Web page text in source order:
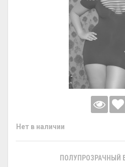
Нет в наличии
ПОЛУПРОЗРАЧНЫЙ